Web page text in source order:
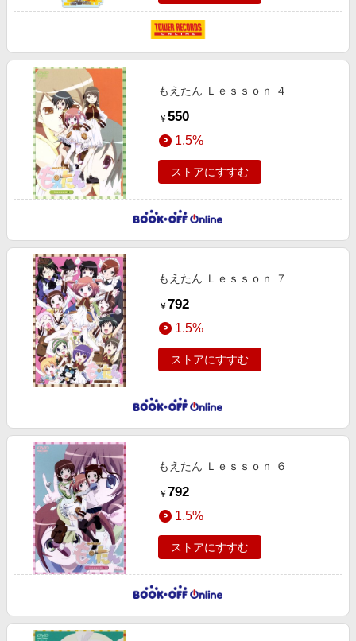
もえたん Ｌｅｓｓｏｎ ４
￥ 550
1.5%
ストアにすすむ
もえたん Ｌｅｓｓｏｎ ７
￥ 792
1.5%
ストアにすすむ
もえたん Ｌｅｓｓｏｎ ６
￥ 792
1.5%
ストアにすすむ